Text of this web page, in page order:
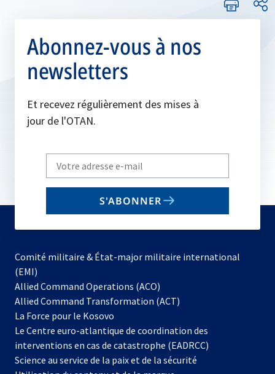
Abonnez-vous à nos
newsletters
Et recevez régulièrement des mises à
jour de l'OTAN.
Write
your
email
S'ABONNER
Comité militaire & État-major militaire international
(EMI)
Allied Command Operations (ACO)
dans
nouvel
onglet
Allied Command Transformation (ACT)
La Force pour le Kosovo
dans
un
nouvel
Le Centre euro-atlantique de coordination des
interventions en cas de catastrophe (EADRCC)
Science au service de la paix et de la sécurité